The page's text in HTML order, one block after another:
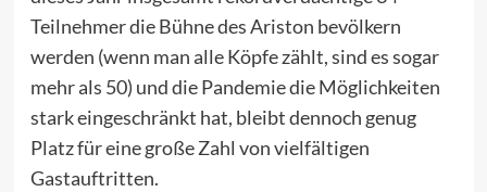
Teilnehmer die Bühne des Ariston bevölkern
werden (wenn man alle Köpfe zählt, sind es sogar
mehr als 50) und die Pandemie die Möglichkeiten
stark eingeschränkt hat, bleibt dennoch genug
Platz für eine große Zahl von vielfältigen
Gastauftritten.